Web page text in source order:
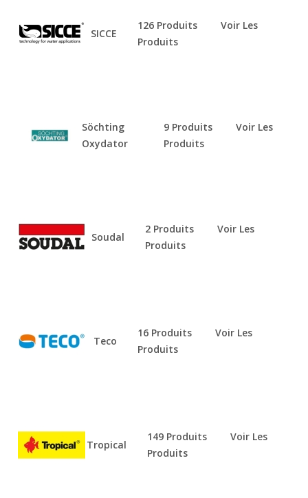
SICCE
126 Produits
Voir Les
Produits
Söchting
Oxydator
9 Produits
Voir Les
Produits
Soudal
2 Produits
Voir Les
Produits
Teco
16 Produits
Voir Les
Produits
Tropical
149 Produits
Voir Les
Produits